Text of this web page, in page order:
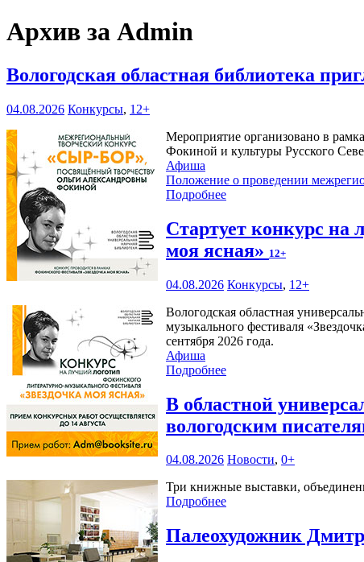
Архив за Admin
Вологодская областная библиотека
04.08.2026 Конкурсы, 12+
Мероприятие организовано в
Фокиной и культуры Русского
Афиша
Положение о проведении
Подробнее
Стартует конкурс на
моя ясная» 12+
04.08.2026 Конкурсы, 12+
Вологодская областная
музыкального фестиваля
сентября 2026 года.
Афиша
Подробнее
В областной
вологодским
04.08.2026 Новости, 0+
Три книжные выставки,
Подробнее
Палеохудожник